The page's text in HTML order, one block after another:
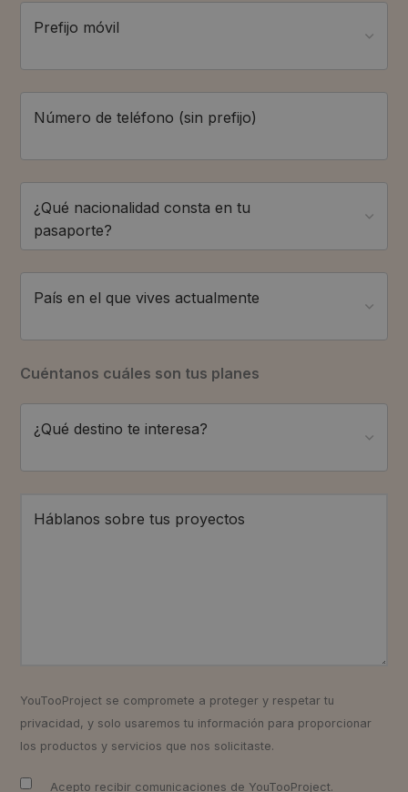
Prefijo móvil
Número de teléfono (sin prefijo)
¿Qué nacionalidad consta en tu
pasaporte?
País en el que vives actualmente
Cuéntanos cuáles son tus planes
¿Qué destino te interesa?
Háblanos sobre tus proyectos
YouTooProject se compromete a proteger y respetar tu
privacidad, y solo usaremos tu información para proporcionar
los productos y servicios que nos solicitaste.
Acepto recibir comunicaciones de YouTooProject.